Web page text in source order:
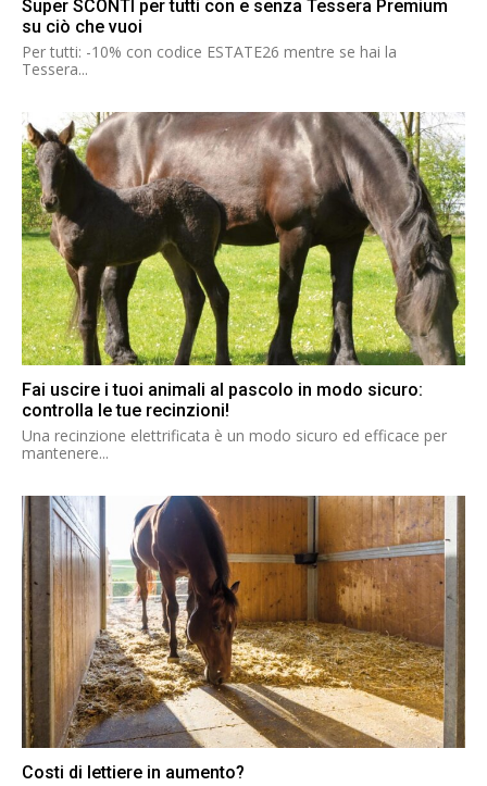
Super SCONTI per tutti con e senza Tessera Premium
su ciò che vuoi
Per tutti: -10% con codice ESTATE26 mentre se hai la
Tessera...
Fai uscire i tuoi animali al pascolo in modo sicuro:
controlla le tue recinzioni!
Una recinzione elettrificata è un modo sicuro ed efficace per
mantenere...
Costi di lettiere in aumento?